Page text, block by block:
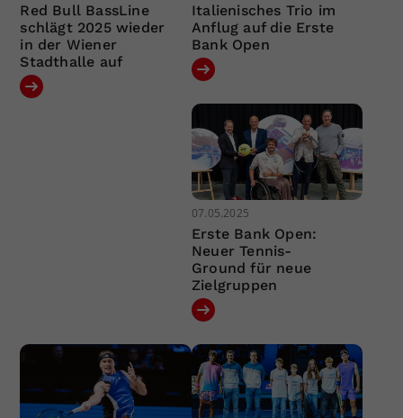
Red Bull BassLine
schlägt 2025 wieder
in der Wiener
Stadthalle auf
Italienisches Trio im
Anflug auf die Erste
Bank Open
07.05.2025
Erste Bank Open:
Neuer Tennis-
Ground für neue
Zielgruppen